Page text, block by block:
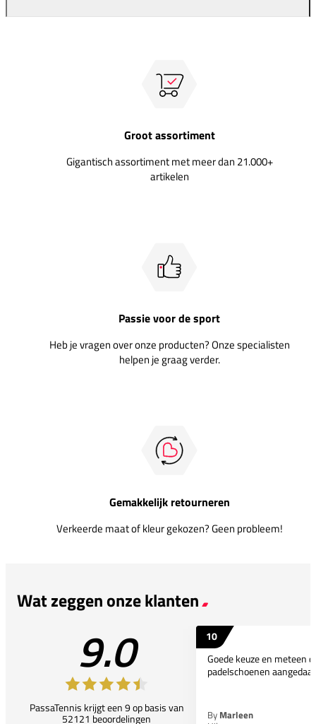
Groot assortiment
Gigantisch assortiment met meer dan 21.000+
artikelen
Passie voor de sport
Heb je vragen over onze producten? Onze specialisten
helpen je graag verder.
Gemakkelijk retourneren
Verkeerde maat of kleur gekozen? Geen probleem!
Wat zeggen onze klanten
9.0
PassaTennis krijgt een 9 op basis van
52121 beoordelingen
10
Goede keuze en meteen
padelschoenen
By Marleen